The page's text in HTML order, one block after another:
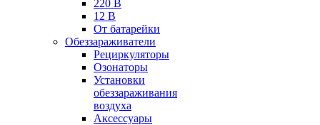
220 В
12 В
От батарейки
Обеззараживатели
Рециркуляторы
Озонаторы
Установки
обеззараживания
воздуха
Аксессуары